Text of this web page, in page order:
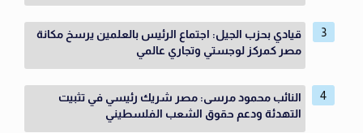
قيادي بحزب الجيل: اجتماع الرئيس بالعلمين يرسخ مكانة
مصر كمركز لوجستي وتجاري عالمي
النائب محمود مرسى: مصر شريك رئيسي في تثبيت
التهدئة ودعم حقوق الشعب الفلسطيني